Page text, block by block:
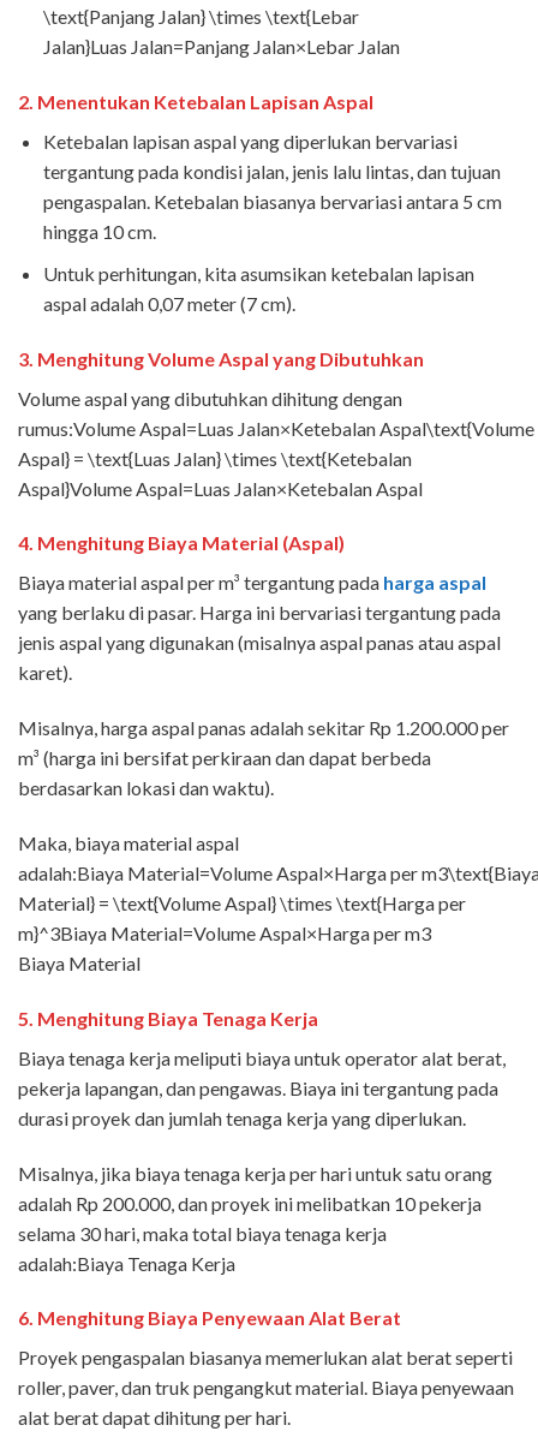
\text{Panjang Jalan} \times \text{Lebar
Jalan}Luas Jalan=Panjang Jalan×Lebar Jalan
2. Menentukan Ketebalan Lapisan Aspal
Ketebalan lapisan aspal yang diperlukan bervariasi
tergantung pada kondisi jalan, jenis lalu lintas, dan tujuan
pengaspalan. Ketebalan biasanya bervariasi antara 5 cm
hingga 10 cm.
Untuk perhitungan, kita asumsikan ketebalan lapisan
aspal adalah 0,07 meter (7 cm).
3. Menghitung Volume Aspal yang Dibutuhkan
Volume aspal yang dibutuhkan dihitung dengan
rumus:Volume Aspal=Luas Jalan×Ketebalan Aspal\text{Volume
Aspal} = \text{Luas Jalan} \times \text{Ketebalan
Aspal}Volume Aspal=Luas Jalan×Ketebalan Aspal
4. Menghitung Biaya Material (Aspal)
Biaya material aspal per m³ tergantung pada harga aspal
yang berlaku di pasar. Harga ini bervariasi tergantung pada
jenis aspal yang digunakan (misalnya aspal panas atau aspal
karet).
Misalnya, harga aspal panas adalah sekitar Rp 1.200.000 per
m³ (harga ini bersifat perkiraan dan dapat berbeda
berdasarkan lokasi dan waktu).
Maka, biaya material aspal
adalah:Biaya Material=Volume Aspal×Harga per
Material} = \text{Volume Aspal} \times \text{Harga per
m}^3Biaya Material=Volume Aspal×Harga per m3
Biaya Material
5. Menghitung Biaya Tenaga Kerja
Biaya tenaga kerja meliputi biaya untuk operator alat berat,
pekerja lapangan, dan pengawas. Biaya ini tergantung pada
durasi proyek dan jumlah tenaga kerja yang diperlukan.
Misalnya, jika biaya tenaga kerja per hari untuk satu orang
adalah Rp 200.000, dan proyek ini melibatkan 10 pekerja
selama 30 hari, maka total biaya tenaga kerja
adalah:Biaya Tenaga Kerja
6. Menghitung Biaya Penyewaan Alat Berat
Proyek pengaspalan biasanya memerlukan alat berat seperti
roller, paver, dan truk pengangkut material. Biaya penyewaan
alat berat dapat dihitung per hari.